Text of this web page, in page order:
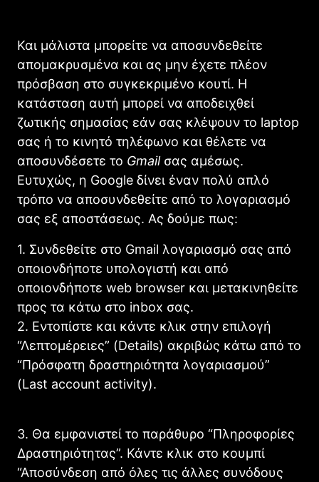
Και μάλιστα μπορείτε να αποσυνδεθείτε
απομακρυσμένα και ας μην έχετε πλέον
πρόσβαση στο συγκεκριμένο κουτί. Η
κατάσταση αυτή μπορεί να αποδειχθεί
ζωτικής σημασίας εάν σας κλέψουν το laptop
σας ή το κινητό τηλέφωνο και θέλετε να
αποσυνδέσετε το Gmailσας αμέσως.
Ευτυχώς, η Google δίνει έναν πολύ απλό
τρόπο να αποσυνδεθείτε από το λογαριασμό
σας εξ αποστάσεως. Ας δούμε πως:
1. Συνδεθείτε στο Gmail λογαριασμό σας από
οποιονδήποτε υπολογιστή και από
οποιονδήποτε web browser και μετακινηθείτε
προς τα κάτω στο inbox σας.
2. Εντοπίστε και κάντε κλικ στην επιλογή
“Λεπτομέρειες” (Details) ακριβώς κάτω από το
“Πρόσφατη δραστηριότητα λογαριασμού”
(Last account activity).
3. Θα εμφανιστεί το παράθυρο “Πληροφορίες
Δραστηριότητας”. Κάντε κλικ στο κουμπί
“Αποσύνδεση από όλες τις άλλες συνόδους